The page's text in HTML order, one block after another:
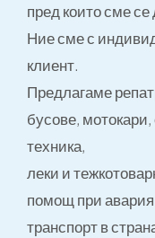
пред които сме
Ние сме с
клиент.
Предлагаме
бусове,
техника,
леки и
помощ при авария
транспорт в